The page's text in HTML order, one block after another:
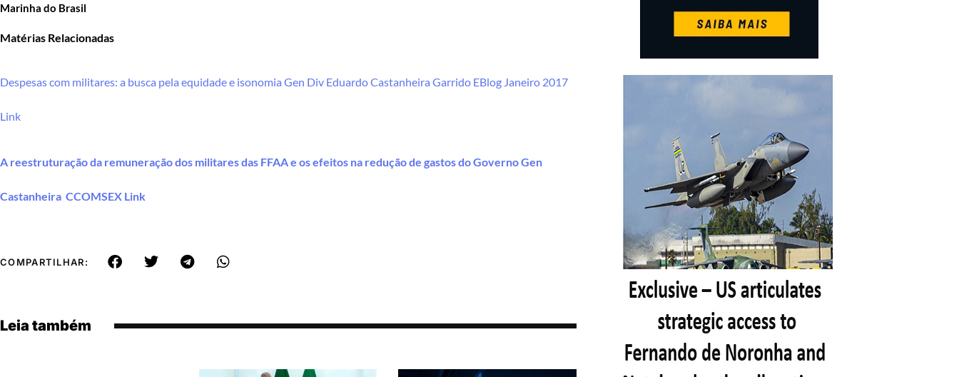
Marinha do Brasil
Matérias Relacionadas
Despesas com militares: a busca pela equidade e isonomia Gen Div Eduardo Castanheira Garrido EBlog Janeiro 2017
Link
A reestruturação da remuneração dos militares das FFAA e os efeitos na redução de gastos do Governo Gen
Castanheira CCOMSEX Link
COMPARTILHAR:
Leia também